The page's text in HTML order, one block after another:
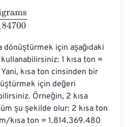
907184700
dönüştürmek için aşağıdaki
1 kısa ton =
kısa ton cinsinden bir
için değeri
Örneğin, 2 kısa
şu şekilde olur: 2 kısa ton
kısa ton = 1.814.369.480